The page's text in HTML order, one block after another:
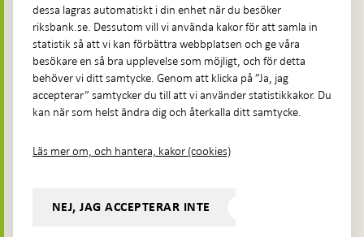
Hitta direkt
Frågor och svar-
Öppnas
i
ny
flik
Till Riksbankens webbarkiv-
Öppnas
i
ny
Presskontakt
Integritetspolicy
dessa lagras automatiskt i din enhet när du besöker
riksbank.se. Dessutom vill vi använda kakor för att samla in
statistik så att vi kan förbättra webbplatsen och ge våra
besökare en så bra upplevelse som möjligt, och för detta
behöver vi ditt samtycke. Genom att klicka på ”Ja, jag
accepterar” samtycker du till att vi använder statistikkakor. Du
kan när som helst ändra dig och återkalla ditt samtycke.
Läs mer om, och hantera, kakor (cookies)
NEJ, JAG ACCEPTERAR INTE